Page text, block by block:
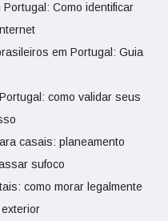
Como identificar
em Portugal: Guia
como validar seus
casais: planeamento
sufoco
como morar legalmente